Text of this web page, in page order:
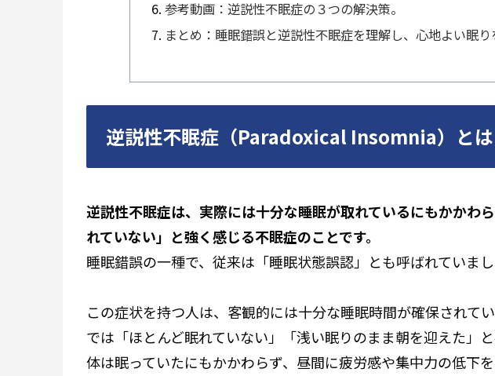
参考動画：逆説性不眠症の３つの解決策。
まとめ：睡眠錯誤と逆説性不眠症を理解し、心地よい眠
逆説性不眠症（Paradoxical Insomnia）とは
逆説性不眠症は、実際には十分な睡眠が取れているにもかかわ
れていない」と強く感じる不眠症のことです。
睡眠錯誤の一種で、従来は「睡眠状態誤認」とも呼ばれていまし
この症状を持つ人は、客観的には十分な睡眠時間が確保されて
では「ほとんど眠れていない」「浅い眠りのまま朝を迎えた」と
体は眠っていたにもかかわらず、昼間に疲労感や集中力の低下